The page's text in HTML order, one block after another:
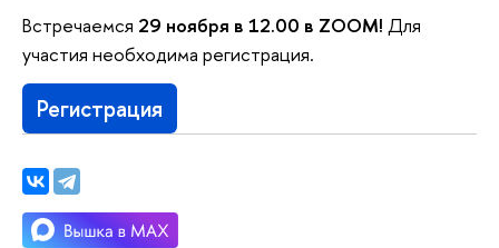
Встречаемся 29 ноября в 12.00 в ZOOM! Для
участия необходима регистрация.
Регистрация